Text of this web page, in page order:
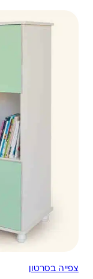
צפייה בסרטון